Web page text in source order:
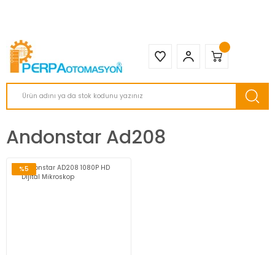
Andonstar Ad208
%5